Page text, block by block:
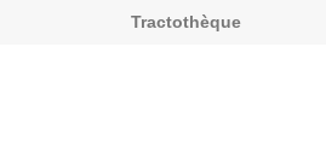
Tractothèque